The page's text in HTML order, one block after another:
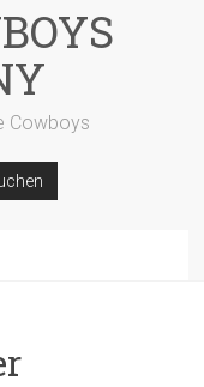
Cowboys